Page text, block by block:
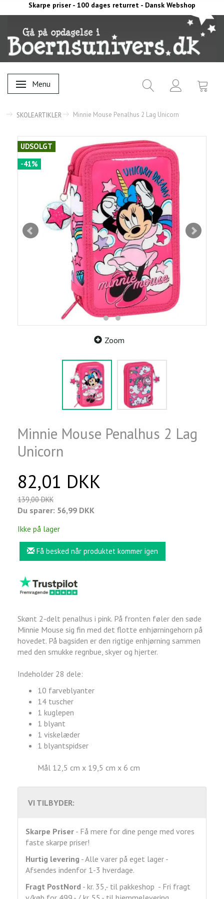
Skarpe priser - 100 dages returret - Dansk Webshop
Skifte navigation
Menu
SKOLEARTIKLER Minnie Mouse Penalhus 2 Lag Unicorn
UDSOLGT
-41%
Zoom
Minnie Mouse Penalhus 2 Lag
Unicorn
82,01 DKK
139,00 DKK
Du sparer: 56,99 DKK
Ikke på lager
Få besked når produktet kommer igen
Skønt 2-delt penalhus i pink. På fronten føler den søde
Minnie Mouse sig fin med det flotte enhjørningehorn på
hovedet. På bagsiden er den rigtige enhjørning sammen
med den smukke regnbue, skyer og hjerter.
Indeholder 28 dele:
10 farveblyanter
14 tuscher
1 kuglepen
1 blyant
1 viskelæder
1 blyantspidser
Mål 12,5 cm x 19,5 cm x 6 cm
VI TILBYDER:
Skarpe Priser - Få mere for dine penge med vores
faste skarpe priser!
Hurtig levering - Alle varer på eget lager -
Afsendes indenfor 1-3 hverdage.
Fragt PostNord - kr. 35,- til pakkeshop - Fri fragt